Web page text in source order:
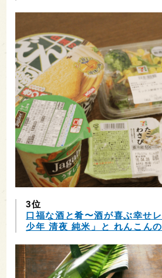
3位
口福な酒と肴〜酒が喜ぶ幸せ
少年 清夜 純米」と れんこん